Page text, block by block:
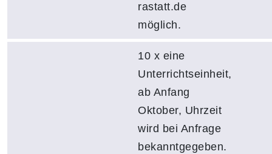
rastatt.de
möglich.
10 x eine
Unterrichtseinheit,
ab Anfang
Oktober, Uhrzeit
wird bei Anfrage
bekanntgegeben.